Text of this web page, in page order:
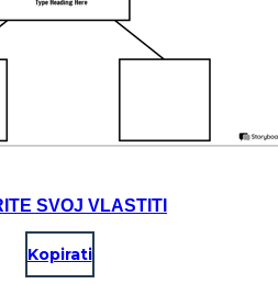
SVOJ VLASTITI
Kopirati